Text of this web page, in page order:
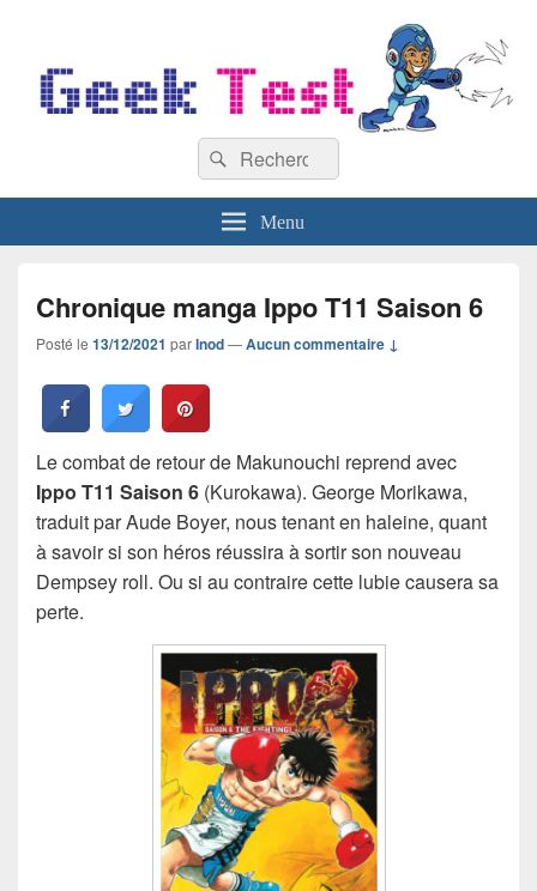
Recherche :
Rechercher
Menu
Chronique manga Ippo T11 Saison 6
Posté le 13/12/2021 parInod—Aucun commentaire ↓
Le combat de retour de Makunouchi reprend avec
Ippo T11 Saison 6 (Kurokawa). George Morikawa,
traduit par Aude Boyer, nous tenant en haleine, quant
à savoir si son héros réussira à sortir son nouveau
Dempsey roll. Ou si au contraire cette lubie causera sa
perte.